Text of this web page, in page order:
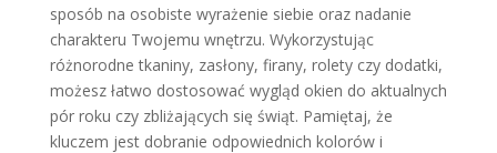
sposób na osobiste wyrażenie siebie oraz nadanie
charakteru Twojemu wnętrzu. Wykorzystując
różnorodne tkaniny, zasłony, firany, rolety czy dodatki,
możesz łatwo dostosować wygląd okien do aktualnych
pór roku czy zbliżających się świąt. Pamiętaj, że
kluczem jest dobranie odpowiednich kolorów i